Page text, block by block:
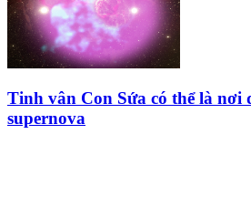
Tinh vân Con Sứa có thể là nơi
supernova